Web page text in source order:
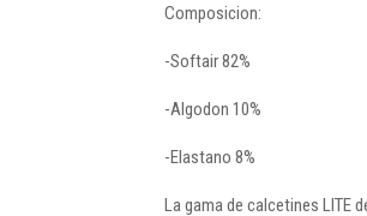
Composicion:
-Softair 82%
-Algodon 10%
-Elastano 8%
La gama de calcetines LITE